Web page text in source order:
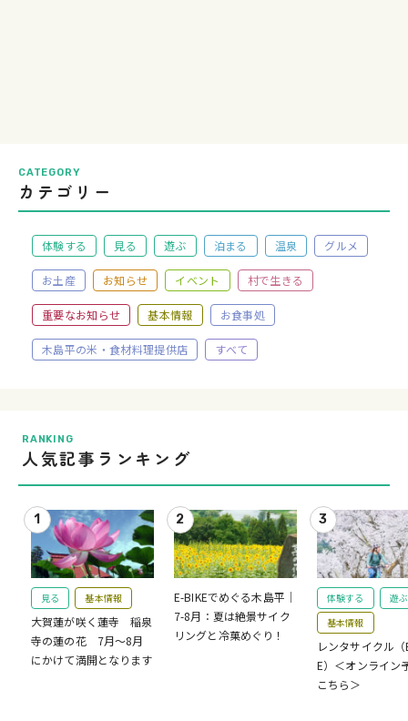
CATEGORY
カテゴリー
体験する 見る 遊ぶ 泊まる 温泉 グルメ
お土産 お知らせ イベント 村で生きる
重要なお知らせ 基本情報 お食事処
木島平の米・食材料理提供店 すべて
RANKING
人気記事ランキング
見る 基本情報
大賀蓮が咲く蓮寺 稲泉
寺の蓮の花 7月～8月
にかけて満開となります
E-BIKEでめぐる木島平｜
7-8月：夏は絶景サイク
リングと冷菓めぐり！
体験する
遊ぶ
基本情報
レンタサイクル（
E）＜オンライン
こちら＞